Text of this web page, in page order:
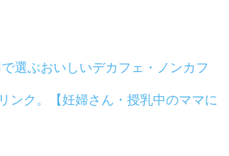
選ぶおいしいデカフェ・ノンカフ
ンク。【妊婦さん・授乳中のママに